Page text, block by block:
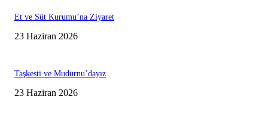
Et ve Süt Kurumu’na Ziyaret
23 Haziran 2026
Taşkesti ve Mudurnu’dayız
23 Haziran 2026